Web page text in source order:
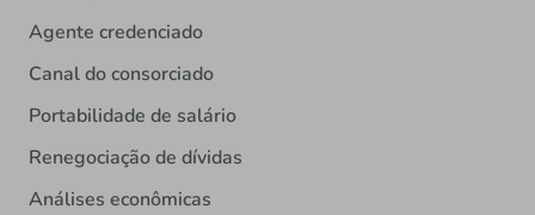
Agente credenciado
Canal do consorciado
Portabilidade de salário
Renegociação de dívidas
Análises econômicas